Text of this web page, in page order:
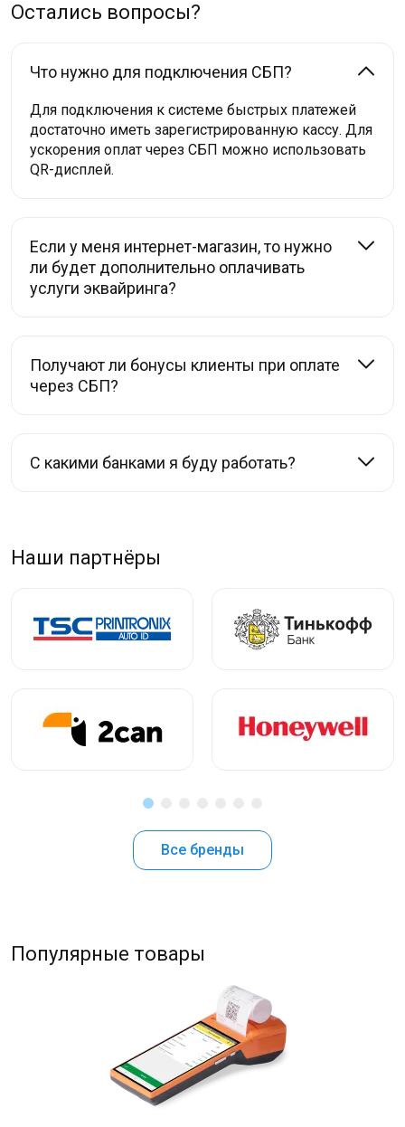
Остались вопросы?
Что нужно для подключения СБП?
Для подключения к системе быстрых платежей
достаточно иметь зарегистрированную кассу. Для
ускорения оплат через СБП можно использовать
QR-дисплей.
Если у меня интернет-магазин, то нужно
ли будет дополнительно оплачивать
услуги эквайринга?
Получают ли бонусы клиенты при оплате
через СБП?
С какими банками я буду работать?
Наши партнёры
Все бренды
Популярные товары